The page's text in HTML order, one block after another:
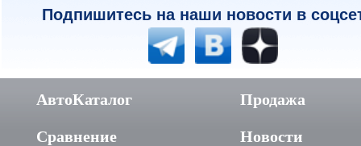
Подпишитесь на наши новости в
АвтоКаталог
Сравнение
Продажа
Новости